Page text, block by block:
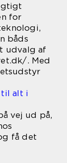
for
båds
udvalg af
. Med
til alt i
vej ud på,
få det